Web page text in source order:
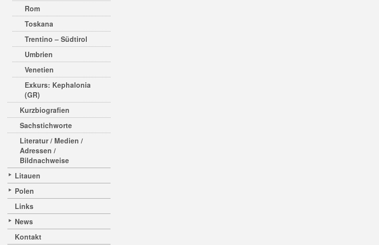
Rom
Toskana
Trentino – Südtirol
Umbrien
Venetien
Exkurs: Kephalonia
(GR)
Kurzbiografien
Sachstichworte
Literatur / Medien /
Adressen /
Bildnachweise
Litauen
Polen
Links
News
Kontakt